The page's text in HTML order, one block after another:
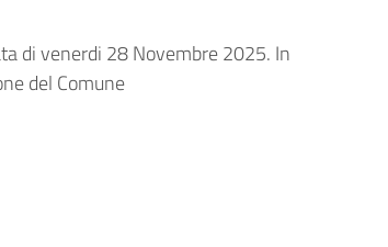
di venerdi 28 Novembre 2025. In
del Comune